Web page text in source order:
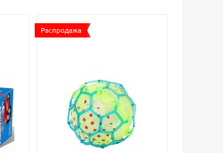
Распродажа